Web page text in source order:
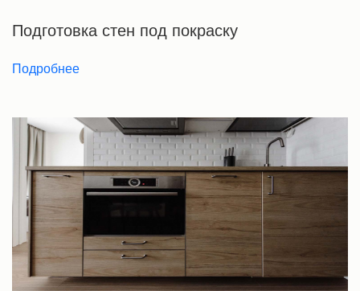
Подготовка стен под покраску
Подробнее